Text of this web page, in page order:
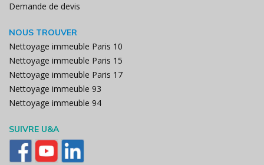
Demande de devis
NOUS TROUVER
Nettoyage immeuble Paris 10
Nettoyage immeuble Paris 15
Nettoyage immeuble Paris 17
Nettoyage immeuble 93
Nettoyage immeuble 94
SUIVRE U&A